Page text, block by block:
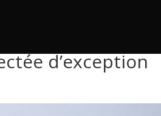
Cabasse The
d’exception